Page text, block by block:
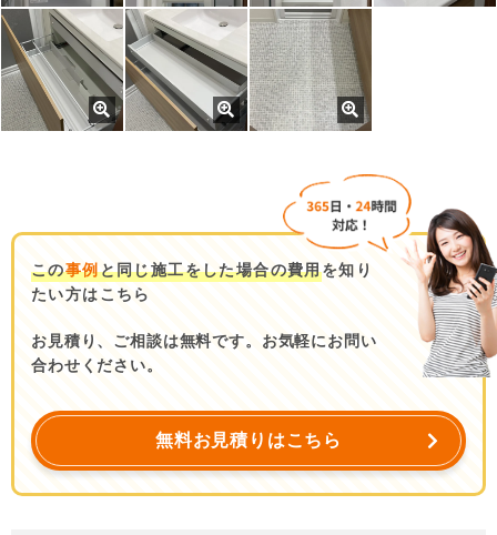
この事例と同じ施工をした場合の費用を知り
たい方はこちら
お見積り、ご相談は無料です。お気軽にお問い
合わせください。
無料お見積りはこちら